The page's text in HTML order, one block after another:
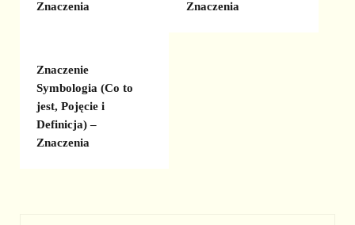
Znaczenia
Znaczenia
Znaczenie
Symbologia (Co to
jest, Pojęcie i
Definicja) –
Znaczenia